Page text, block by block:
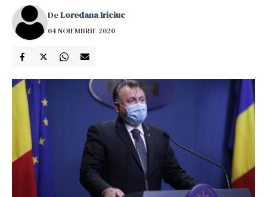
DeLoredana Iriciuc
04 NOIEMBRIE 2020